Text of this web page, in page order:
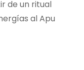
de un ritual
al Apu